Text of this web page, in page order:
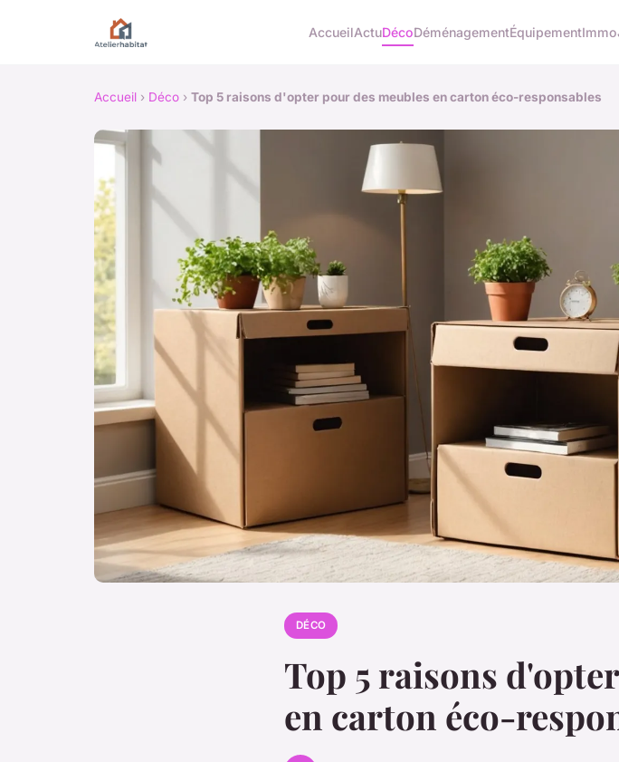
AccueilActuDécoDéménagementÉquipementImmo
Accueil › Déco › Top 5 raisons d'opter pour des meubles en carton éco-responsables
DÉCO
Top 5 raisons
en carton éco-